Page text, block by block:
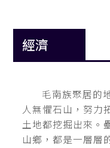
經濟
毛南族聚居的
人無懼石山，努力
土地都挖掘出來。
山鄉，都是一層層